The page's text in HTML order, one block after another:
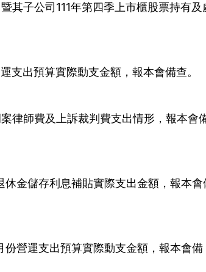
其子公司111年第四季上市櫃股票持有及
支出預算實際動支金額，報本會備查。
律師費及上訴裁判費支出情形，報本會
休金儲存利息補貼實際支出金額，報本會
份營運支出預算實際動支金額，報本會備